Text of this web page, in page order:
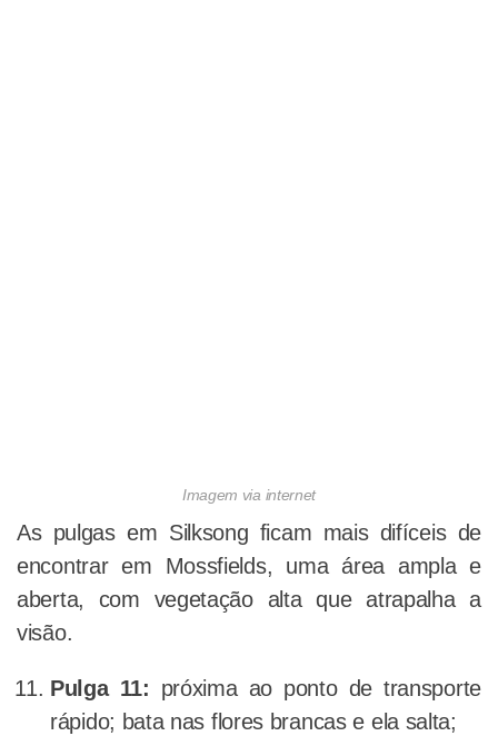
Imagem via internet
As pulgas em Silksong ficam mais difíceis de
encontrar em Mossfields, uma área ampla e
aberta, com vegetação alta que atrapalha a
visão.
Pulga 11: próxima ao ponto de transporte
rápido; bata nas flores brancas e ela salta;